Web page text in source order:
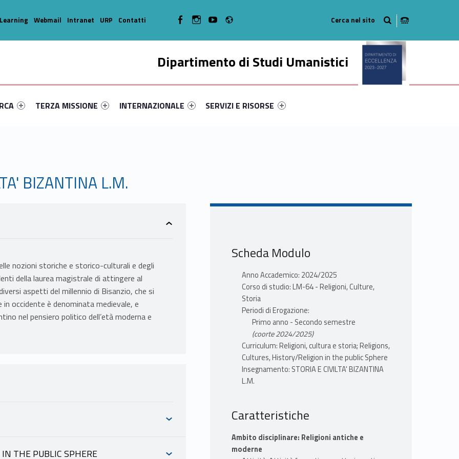
Dipartimento di Studi Umanistici
primary-26370-14
#link-menu-primary-50869-35
Link identifier #link-menu-primary-68-45
TERZA MISSIONE
Link identifier #link-menu-primary-41557-49
INTERNAZIONALE
Link identifier #link-menu-primary-21069-56
SERVIZI E RISORSE
Webmail Intranet URP Contatti WebMan on FacebookWebMan on Instagram
WebMan on Youtube
BIZANTINA L.M.
nozioni storiche e storico-culturali e degli
della laurea magistrale di attingere al
aspetti del millennio di Bisanzio, che si
occidente è denominata medievale, e
nel pensiero politico dell’età moderna e
IN THE PUBLIC SPHERE
Scheda Modulo
Anno Accademico: 2024/2025
Corso di studio: LM-64 - Religioni, Culture,
Storia
Periodi di Erogazione:
Primo anno - Secondo semestre
(coorte 2024/2025)
Curriculum: Religioni, cultura e storia; Religions,
Cultures, History/Religion in the public Sphere
Insegnamento: STORIA E CIVILTA' BIZANTINA
L.M.
Caratteristiche
Ambito disciplinare: Religioni antiche e
moderne